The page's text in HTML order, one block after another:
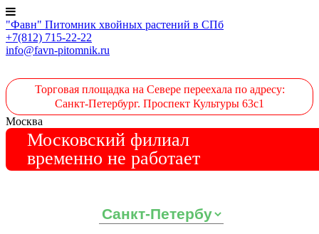
"Фавн" Питомник хвойных растений в СПб
+7(812) 715-22-22
info@favn-pitomnik.ru
Торговая площадка на Севере переехала по адресу:
Санкт-Петербург. Проспект Культуры 63с1
Москва
Московский филиал
временно не работает